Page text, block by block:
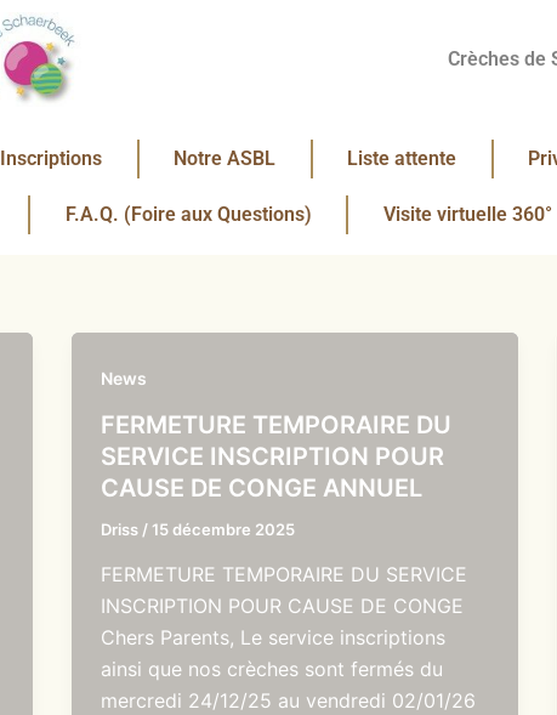
Crèches de
Inscriptions Notre ASBL Liste attente
F.A.Q. (Foire aux Questions) Visite virtuelle 360°
News
FERMETURE TEMPORAIRE DU
SERVICE INSCRIPTION POUR
CAUSE DE CONGE ANNUEL
Driss / 15 décembre 2025
FERMETURE TEMPORAIRE DU SERVICE
INSCRIPTION POUR CAUSE DE CONGE
Chers Parents, Le service inscriptions
ainsi que nos crèches sont fermés du
mercredi 24/12/25 au vendredi 02/01/26